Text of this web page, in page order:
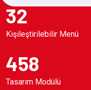
32
Kişileştirilebilir Menü
458
Tasarım Modülü